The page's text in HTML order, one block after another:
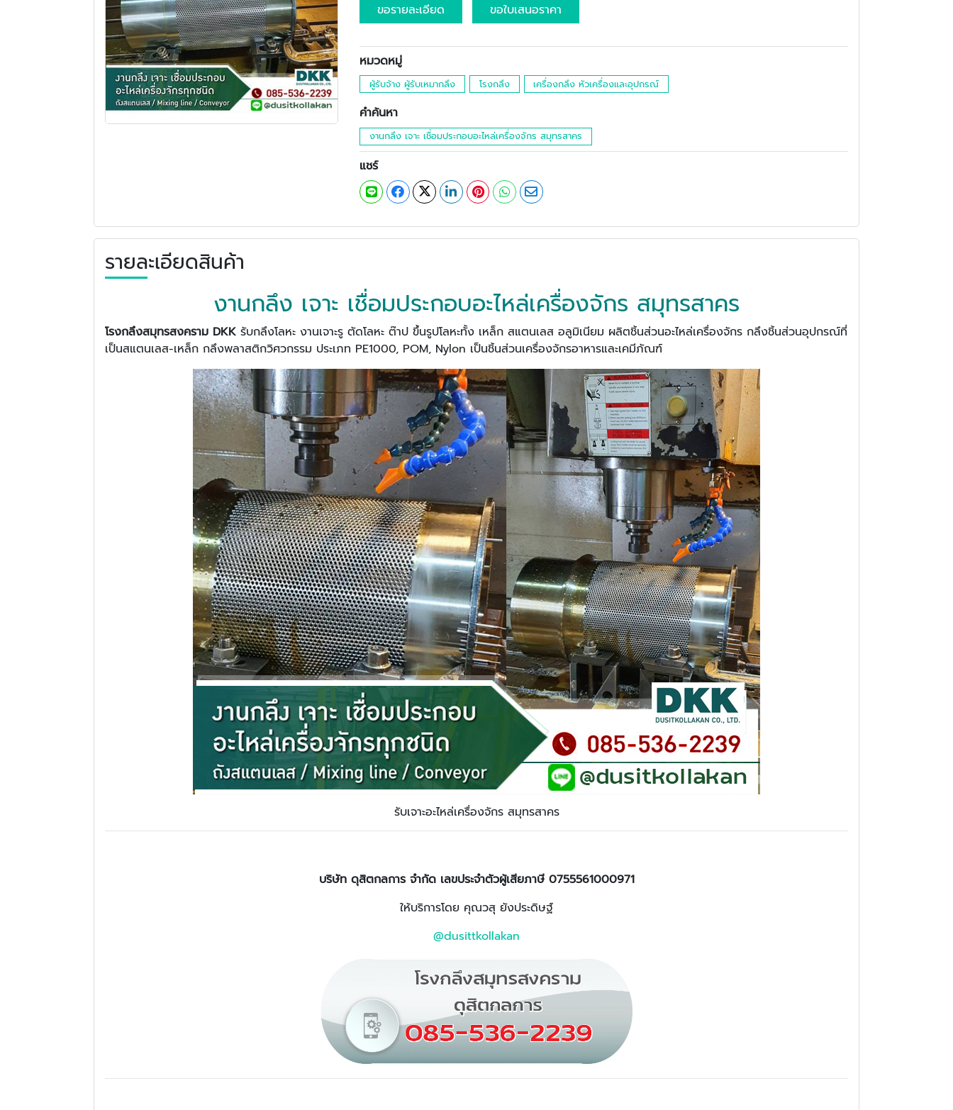
ขอรายละเอียด ขอใบเสนอราคา
หมวดหมู่
ผู้รับจ้าง ผู้รับเหมากลึง โรงกลึง เครื่องกลึง หัวเครื่องและอุปกรณ์
คำค้นหา
งานกลึง เจาะ เชื่อมประกอบอะไหล่เครื่องจักร สมุทรสาคร
แชร์
รายละเอียดสินค้า
งานกลึง เจาะ เชื่อมประกอบอะไหล่เครื่องจักร สมุทรสาคร
โรงกลึงสมุทรสงคราม DKK รับกลึงโลหะ งานเจาะรู ตัดโลหะ ต๊าป ขึ้นรูปโลหะทั้ง เหล็ก สแตนเลส อลูมิเนียม ผลิตชิ้นส่วนอะไหล่เครื่องจักร กลึงชิ้นส่วนอุปกรณ์ที่
เป็นสแตนเลส-เหล็ก กลึงพลาสติกวิศวกรรม ประเภท PE1000, POM, Nylon เป็นชิ้นส่วนเครื่องจักรอาหารและเคมีภัณฑ์
รับเจาะอะไหล่เครื่องจักร สมุทรสาคร
บริษัท ดุสิตกลการ จำกัด เลขประจำตัวผู้เสียภาษี 0755561000971
ให้บริการโดย คุณวสุ ยังประดิษฐ์
@dusittkollakan